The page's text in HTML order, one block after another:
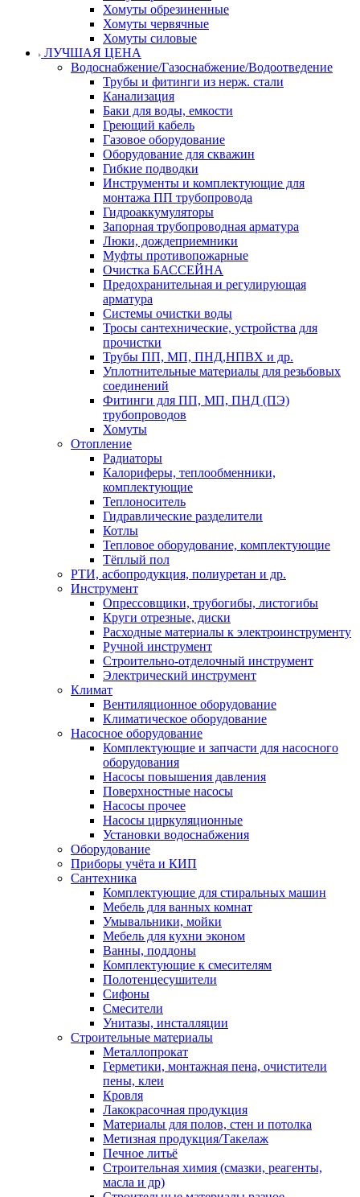
Хомуты обрезиненные
Хомуты червячные
Хомуты силовые
ЛУЧШАЯ ЦЕНА
Водоснабжение/Газоснабжение/Водоотведение
Трубы и фитинги из нерж. стали
Канализация
Баки для воды, емкости
Греющий кабель
Газовое оборудование
Оборудование для скважин
Гибкие подводки
Инструменты и комплектующие для
монтажа ПП трубопровода
Гидроаккумуляторы
Запорная трубопроводная арматура
Люки, дождеприемники
Муфты противопожарные
Очистка БАССЕЙНА
Предохранительная и регулирующая
арматура
Системы очистки воды
Тросы сантехнические, устройства для
прочистки
Трубы ПП, МП, ПНД,НПВХ и др.
Уплотнительные материалы для резьбовых
соединений
Фитинги для ПП, МП, ПНД (ПЭ)
трубопроводов
Хомуты
Отопление
Радиаторы
Калориферы, теплообменники,
комплектующие
Теплоноситель
Гидравлические разделители
Котлы
Тепловое оборудование, комплектующие
Тёплый пол
РТИ, асбопродукция, полиуретан и др.
Инструмент
Опрессовщики, трубогибы, листогибы
Круги отрезные, диски
Расходные материалы к электроинструменту
Ручной инструмент
Строительно-отделочный инструмент
Электрический инструмент
Климат
Вентиляционное оборудование
Климатическое оборудование
Насосное оборудование
Комплектующие и запчасти для насосного
оборудования
Насосы повышения давления
Поверхностные насосы
Насосы прочее
Насосы циркуляционные
Установки водоснабжения
Оборудование
Приборы учёта и КИП
Сантехника
Комплектующие для стиральных машин
Мебель для ванных комнат
Умывальники, мойки
Мебель для кухни эконом
Ванны, поддоны
Комплектующие к смесителям
Полотенцесушители
Сифоны
Смесители
Унитазы, инсталляции
Строительные материалы
Металлопрокат
Герметики, монтажная пена, очистители
пены, клеи
Кровля
Лакокрасочная продукция
Материалы для полов, стен и потолка
Метизная продукция/Такелаж
Печное литьё
Строительная химия (смазки, реагенты,
масла и др)